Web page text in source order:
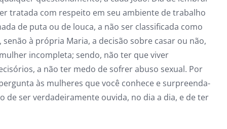
tratada com respeito em seu ambiente de trabalho
de puta ou de louca, a não ser classificada como
à própria Maria, a decisão sobre casar ou não,
incompleta; sendo, não ter que viver
a não ter medo de sofrer abuso sexual. Por
às mulheres que você conhece e surpreenda-
de ser verdadeiramente ouvida, no dia a dia, e de ter